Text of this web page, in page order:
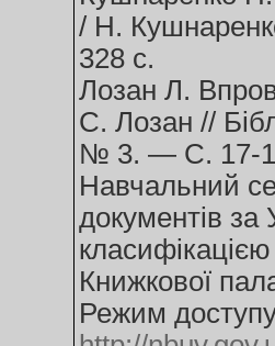
/ Н.
328 с.
Лозан Л.
С. Лозан //
№ 3. — С. 17-
Навчальний
документів
Книжкової
Режим